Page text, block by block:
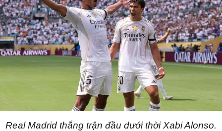
Real Madrid thắng trận đầu dưới thời Xabi Alonso.